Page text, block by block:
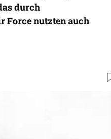
durch
Force nutzten auch